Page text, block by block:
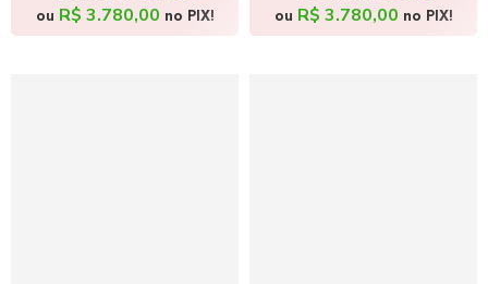
ou R$ 3.780,00 no PIX! ou R$ 3.780,00 no PIX!